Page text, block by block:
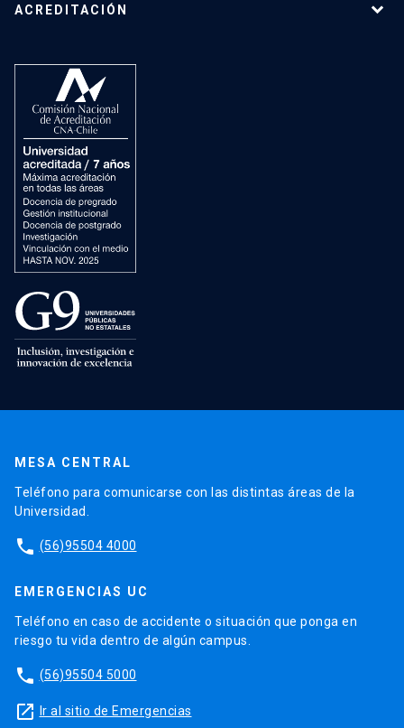
ACREDITACIÓN
MESA CENTRAL
Teléfono para comunicarse con las distintas áreas de la
Universidad.
phone (56)95504 4000
EMERGENCIAS UC
Teléfono en caso de accidente o situación que ponga en
riesgo tu vida dentro de algún campus.
phone (56)95504 5000
launch Ir al sitio de Emergencias